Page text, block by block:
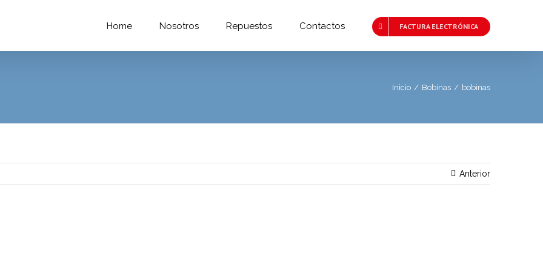
Home Nosotros Repuestos Contactos FACTURA ELECTRÓNICA
Inicio / Bobinas / bobinas
Anterior